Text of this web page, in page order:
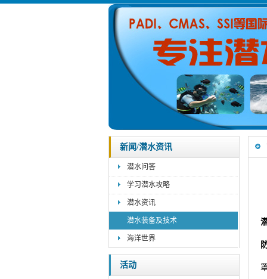
新闻/潜水资讯
潜水问答
学习潜水攻略
潜水资讯
潜水装备及技术
海洋世界
活动